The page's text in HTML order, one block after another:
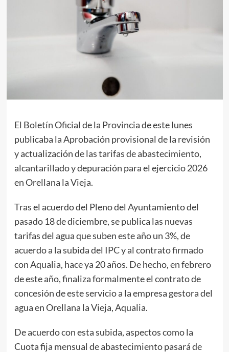
El Boletín Oficial de la Provincia de este lunes
publicaba la Aprobación provisional de la revisión
y actualización de las tarifas de abastecimiento,
alcantarillado y depuración para el ejercicio 2026
en Orellana la Vieja.
Tras el acuerdo del Pleno del Ayuntamiento del
pasado 18 de diciembre, se publica las nuevas
tarifas del agua que suben este año un 3%, de
acuerdo a la subida del IPC y al contrato firmado
con Aqualia, hace ya 20 años. De hecho, en febrero
de este año, finaliza formalmente el contrato de
concesión de este servicio a la empresa gestora del
agua en Orellana la Vieja, Aqualia.
De acuerdo con esta subida, aspectos como la
Cuota fija mensual de abastecimiento pasará de